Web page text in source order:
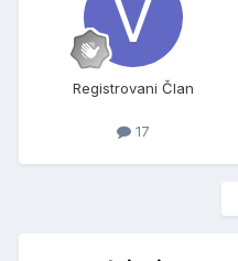
Registrovani Član
17